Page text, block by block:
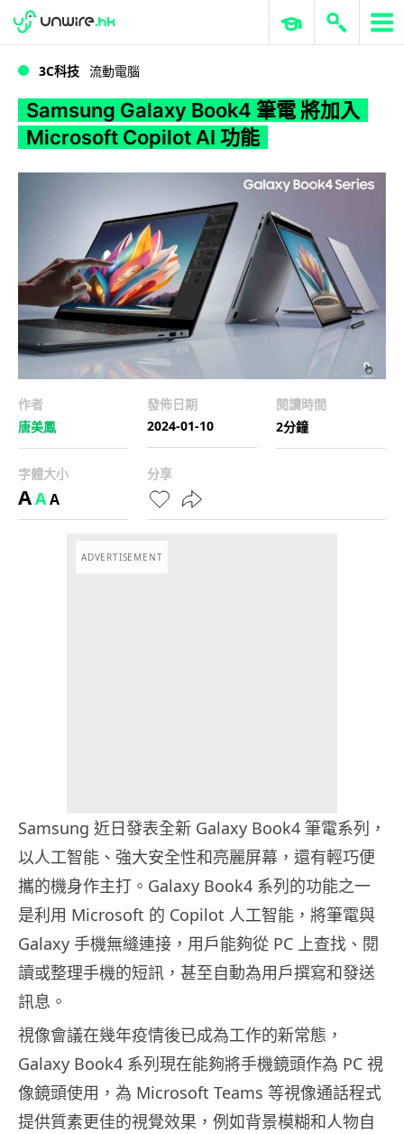
WWDC 2026 ERP 與商業 AI
3C科技 流動電腦
Samsung Galaxy Book4 筆電 將加入
Microsoft Copilot AI 功能
作者
唐美鳳
發佈日期
2024-01-10
閱讀時間
2分鐘
字體大小
AAA
分享
ADVERTISEMENT
Samsung 近日發表全新 Galaxy Book4 筆電系列，
以人工智能、強大安全性和亮麗屏幕，還有輕巧便
攜的機身作主打。Galaxy Book4 系列的功能之一
是利用 Microsoft 的 Copilot 人工智能，將筆電與
Galaxy 手機無縫連接，用戶能夠從 PC 上查找、閱
讀或整理手機的短訊，甚至自動為用戶撰寫和發送
訊息。
視像會議在幾年疫情後已成為工作的新常態，
Galaxy Book4 系列現在能夠將手機鏡頭作為 PC 視
像鏡頭使用，為 Microsoft Teams 等視像通話程式
提供質素更佳的視覺效果，例如背景模糊和人物自